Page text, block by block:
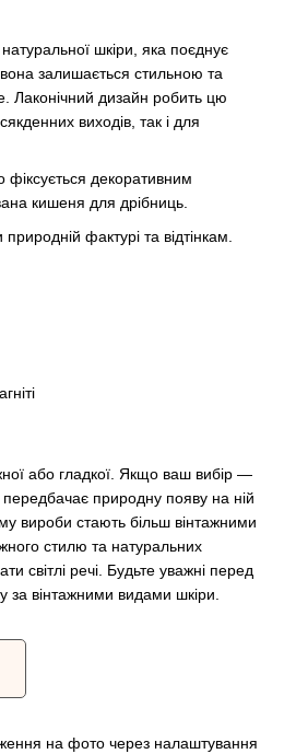
шкіри, яка поєднує
вона залишається стильною та
Лаконічний дизайн робить цю
виходів, так і для
фіксується декоративним
кишеня для дрібниць.
фактурі та відтінкам.
або гладкої. Якщо ваш вибір —
передбачає природну появу на ній
вироби стають більш вінтажними
стилю та натуральних
світлі речі. Будьте уважні перед
вінтажними видами шкіри.
на фото через налаштування